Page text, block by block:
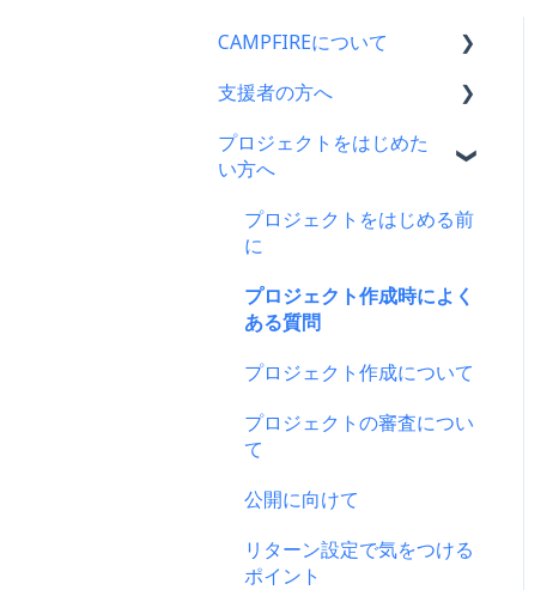
CAMPFIREについて
CAMPFIRE各種制度の規約
CAMPFIREふるさと納税に
はじめての方へ
登録情報に関するよくある
質問
新規会員登録・ログイン・
登録情報の確認・変更・削
CAMPFIREブランドリソー
支援者の方へ
支援に関するよくある質問
キャリア決済
楽天ペイ
クレジット決済
支援の仕方について
Paypal決済
プロジェクトをはじめた
い方へ
プロジェクトをはじめる前
に
プロジェクト作成時によく
ある質問
プロジェクト作成について
プロジェクトの審査につい
て
公開に向けて
リターン設定で気をつける
ポイント